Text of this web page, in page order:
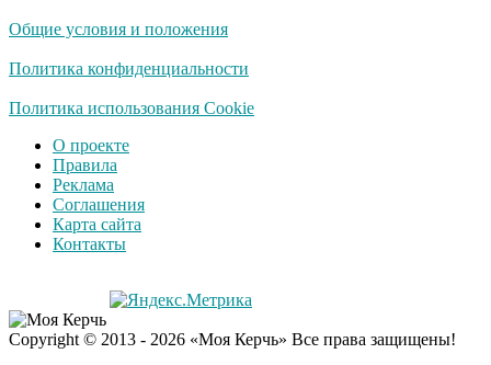
Общие условия и положения
Политика конфиденциальности
Политика использования Cookie
О проекте
Правила
Реклама
Соглашения
Карта сайта
Контакты
Copyright © 2013 - 2026 «Моя Керчь» Все права защищены!